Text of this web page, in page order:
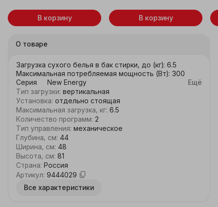
В корзину В корзину
О товаре
Загрузка сухого белья в бак стирки, до (кг): 6.5
Максимальная потребляемая мощность (Вт): 300
Серия	New Energy
Загрузка	вертикальная
Тип	активаторный
Сливной насос: да
Реверс: да
Класс безопасности	IP54
Вес, кг: 11.5
Габариты (Ш*Г*В), (см): 48х44х81
Ещё
Тип загрузки: вертикальная
Установка: отдельно стоящая
Максимальная загрузка, кг: 6.5
Количество программ: 2
Тип управления: механическое
Глубина, см: 44
Ширина, см: 48
Высота, см: 81
Страна: Россия
Артикул: 9444029
Все характеристики